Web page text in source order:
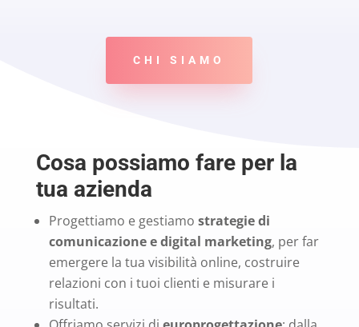
CHI SIAMO
Cosa possiamo fare per la
tua azienda
Progettiamo e gestiamo strategie di
comunicazione e digital marketing, per far
emergere la tua visibilità online, costruire
relazioni con i tuoi clienti e misurare i
risultati.